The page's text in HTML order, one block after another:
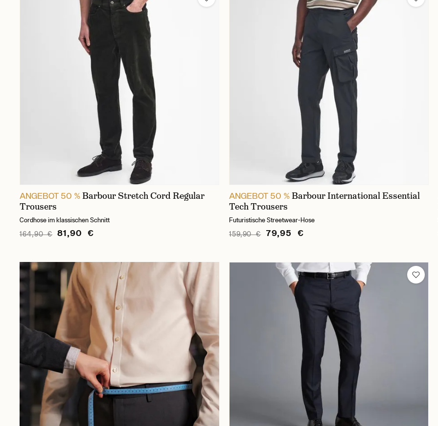
ANGEBOT 50 %Barbour Stretch Cord Regular
Trousers
Cordhose im klassischen Schnitt
164,90 € 81,90 €
ANGEBOT 50 %Barbour International Essential
Tech Trousers
Futuristische Streetwear-Hose
159,90 € 79,95 €